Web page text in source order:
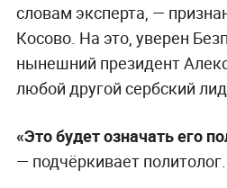
словам эксперта, —
Косово. На это, уверен
нынешний президент
любой другой сербский
«Это будет означать его
— подчёркивает политолог.